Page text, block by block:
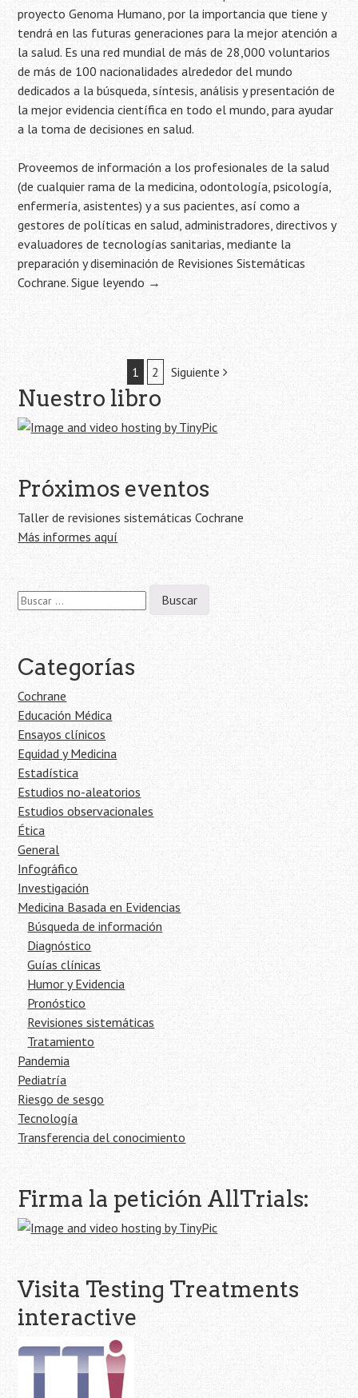
proyecto Genoma Humano, por la importancia que tiene y
tendrá en las futuras generaciones para la mejor atención a
la salud. Es una red mundial de más de 28,000 voluntarios
de más de 100 nacionalidades alrededor del mundo
dedicados a la búsqueda, síntesis, análisis y presentación de
la mejor evidencia científica en todo el mundo, para ayudar
a la toma de decisiones en salud.
Proveemos de información a los profesionales de la salud
(de cualquier rama de la medicina, odontología, psicología,
enfermería, asistentes) y a sus pacientes, así como a
gestores de políticas en salud, administradores, directivos y
evaluadores de tecnologías sanitarias, mediante la
preparación y diseminación de Revisiones Sistemáticas
Cochrane.Sigue leyendo →
Navegación
de
la
entrada
1 2 Siguiente
Nuestro libro
Próximos eventos
Taller de revisiones sistemáticas Cochrane
Más informes aquí
Buscar:
Categorías
Cochrane
Educación Médica
Ensayos clínicos
Equidad y Medicina
Estadística
Estudios no-aleatorios
Estudios observacionales
Ética
General
Infográfico
Investigación
Medicina Basada en Evidencias
Búsqueda de información
Diagnóstico
Guías clínicas
Humor y Evidencia
Pronóstico
Revisiones sistemáticas
Tratamiento
Pandemia
Pediatría
Riesgo de sesgo
Tecnología
Transferencia del conocimiento
Firma la petición AllTrials:
Visita Testing Treatments
interactive